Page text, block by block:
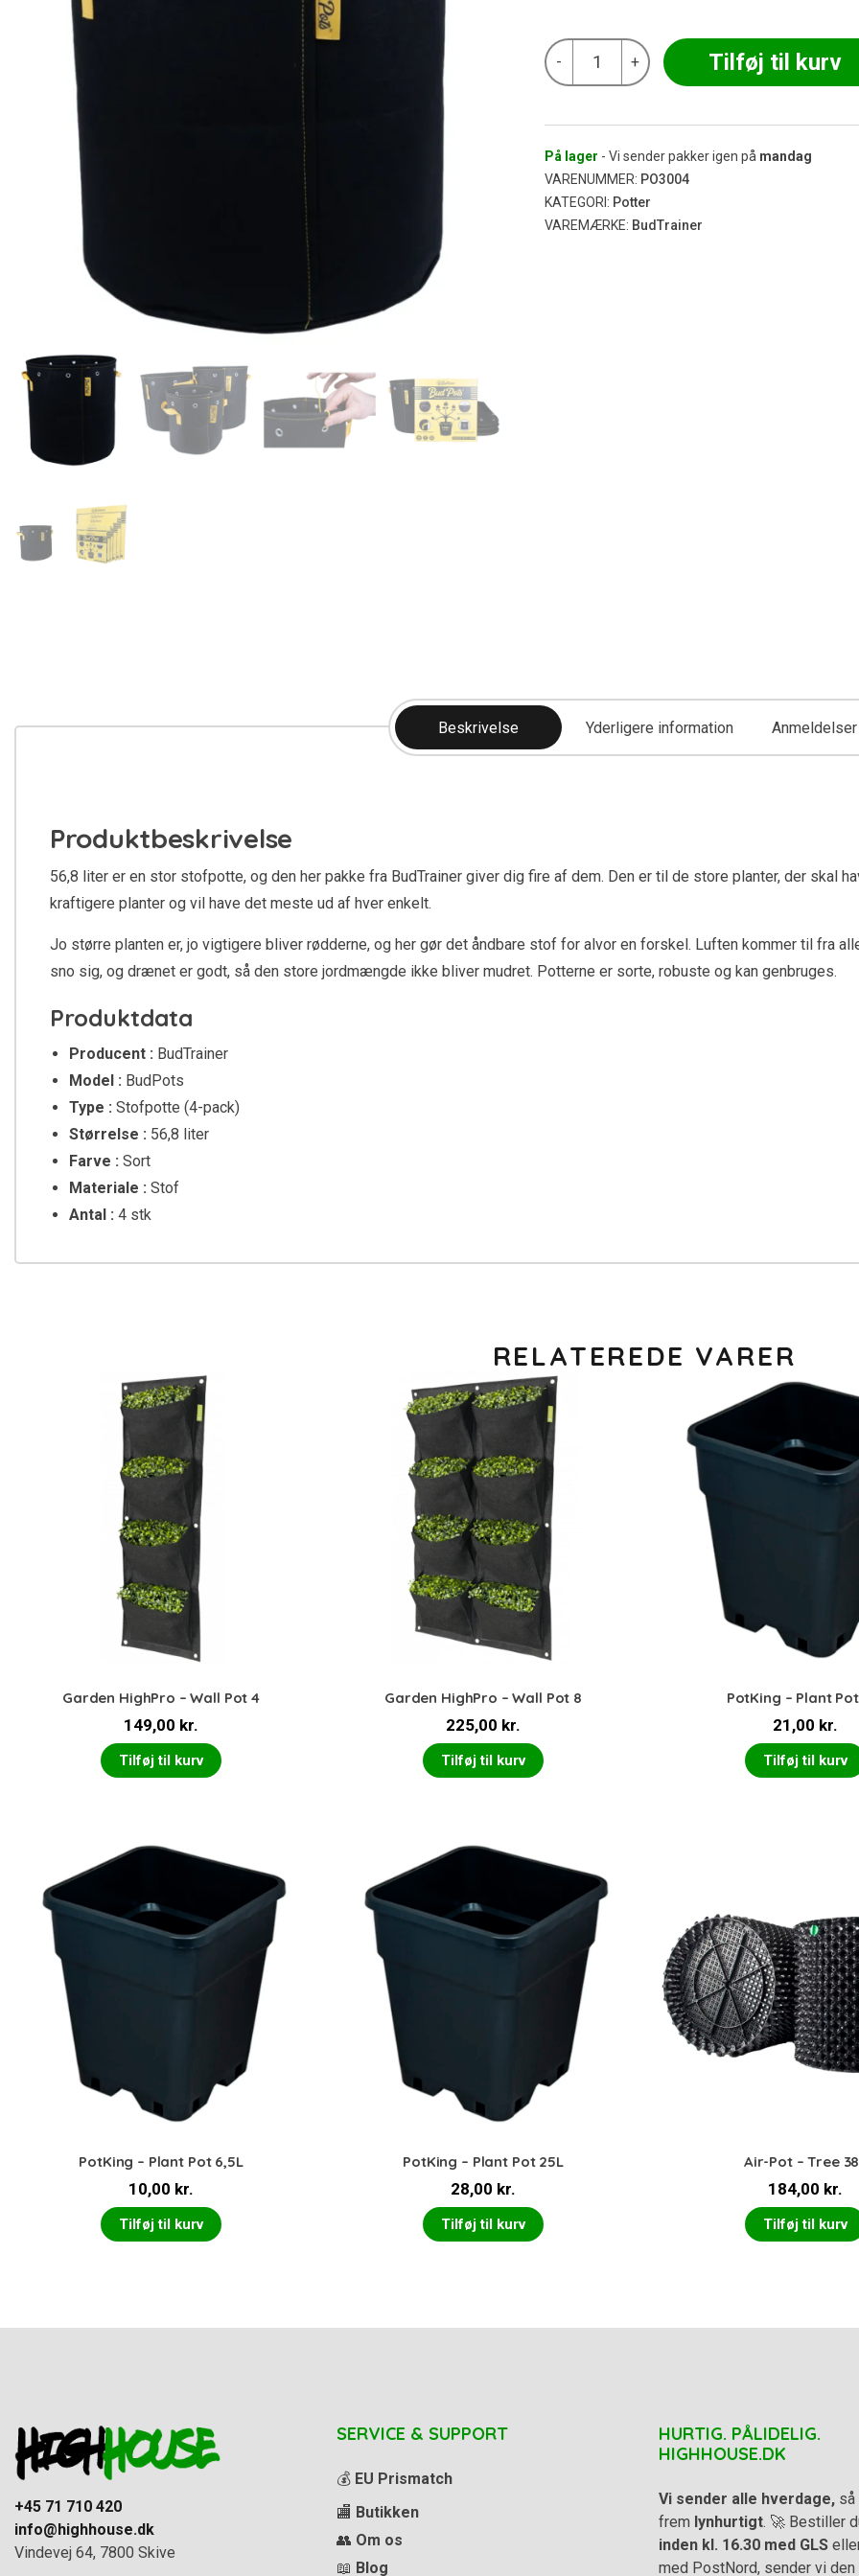
-
BudTrainer
BudPots®
Pack)
56,8L
+ Tilføj til kurv
På lager - Vi sender pakker igen på mandag
VARENUMMER: PO3004
KATEGORI: Potter
VAREMÆRKE: BudTrainer
Beskrivelse Yderligere information
Produktbeskrivelse
56,8 liter er en stor stofpotte, og den her pakke fra BudTrainer giver dig fire af dem. Den er til de store planter, der skal
kraftigere planter og vil have det meste ud af hver enkelt.
Jo større planten er, jo vigtigere bliver rødderne, og her gør det åndbare stof for alvor en forskel. Luften kommer til fra
sno sig, og drænet er godt, så den store jordmængde ikke bliver mudret. Potterne er sorte, robuste og kan genbruges.
Produktdata
Producent : BudTrainer
Model : BudPots
Type : Stofpotte (4-pack)
Størrelse : 56,8 liter
Farve : Sort
Materiale : Stof
Antal : 4 stk
RELATEREDE VARER
Garden HighPro – Wall Pot 4
149,00 kr.
Tilføj til kurv
Garden HighPro – Wall Pot 8
225,00 kr.
Tilføj til kurv
PotKing – Plant Pot
21,00 kr.
Tilføj til kurv
PotKing – Plant Pot 6,5L
10,00 kr.
Tilføj til kurv
PotKing – Plant Pot 25L
28,00 kr.
Tilføj til kurv
Air-Pot – Tree
184,00 kr.
Tilføj til kurv
+45 71 710 420
info@highhouse.dk
Vindevej 64, 7800 Skive
SERVICE & SUPPORT
💰 EU Prismatch
🏬 Butikken
👥 Om os
📖 Blog
HURTIG. PÅLIDELIG.
HIGHHOUSE.DK
Vi sender alle hverdage, så
frem lynhurtigt. 🚀 Bestiller
inden kl. 16.30 med GLS
med PostNord, sender vi den